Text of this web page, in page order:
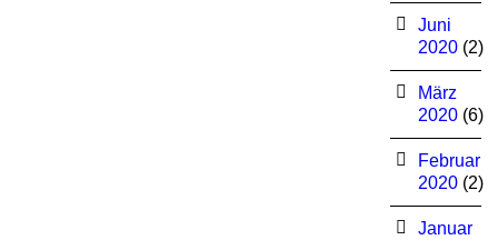
Juni
2020 (2)
März
2020 (6)
Februar
2020 (2)
Januar